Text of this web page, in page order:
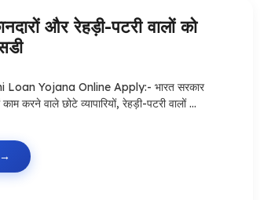
और रेहड़ी-पटरी वालों को
Loan Yojana Online Apply:- भारत सरकार
करने वाले छोटे व्यापारियों, रेहड़ी-पटरी वालों …